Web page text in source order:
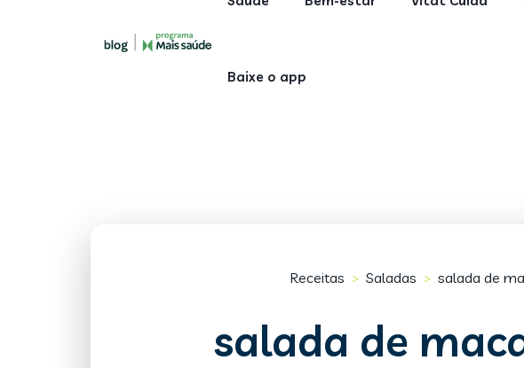
Baixe o app
Receitas > Saladas > salada de
salada de